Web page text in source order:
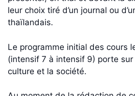
leur choix tiré d’un journal ou
thaïlandais.
Le programme initial des cours
(intensif 7 à intensif 9) porte sur
culture et la société.